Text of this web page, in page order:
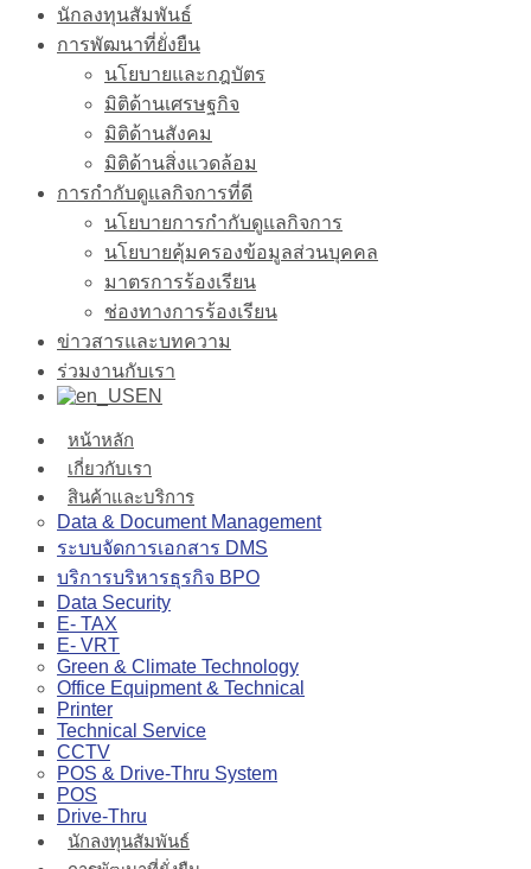
นักลงทุนสัมพันธ์
การพัฒนาที่ยั่งยืน
นโยบายและกฎบัตร
มิติด้านเศรษฐกิจ
มิติด้านสังคม
มิติด้านสิ่งแวดล้อม
การกำกับดูแลกิจการที่ดี
นโยบายการกำกับดูแลกิจการ
นโยบายคุ้มครองข้อมูลส่วนบุคคล
มาตรการร้องเรียน
ช่องทางการร้องเรียน
ข่าวสารและบทความ
ร่วมงานกับเรา
EN
หน้าหลัก
เกี่ยวกับเรา
สินค้าและบริการ
Data & Document Management
ระบบจัดการเอกสาร DMS
บริการบริหารธุรกิจ BPO
Data Security
E- TAX
E- VRT
Green & Climate Technology
Office Equipment & Technical
Printer
Technical Service
CCTV
POS & Drive-Thru System
POS
Drive-Thru
นักลงทุนสัมพันธ์